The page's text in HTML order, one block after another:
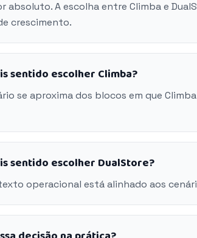
absoluto. A escolha entre Climba e
crescimento.
sentido escolher Climba?
se aproxima dos blocos em que
sentido escolher DualStore?
operacional está alinhado aos